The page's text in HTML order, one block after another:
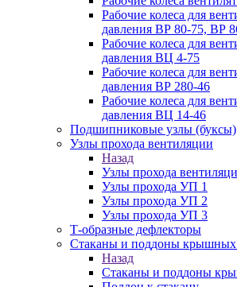
Рабочие колеса для
давления ВР 80-75, ВР
Рабочие колеса для
давления ВЦ 4-75
Рабочие колеса для
давления ВР 280-46
Рабочие колеса для
давления ВЦ 14-46
Подшипниковые узлы (буксы)
Узлы прохода вентиляции
Назад
Узлы прохода
Узлы прохода УП 1
Узлы прохода УП 2
Узлы прохода УП 3
Т-образные дефлекторы
Стаканы и поддоны крышных
Назад
Стаканы и поддоны